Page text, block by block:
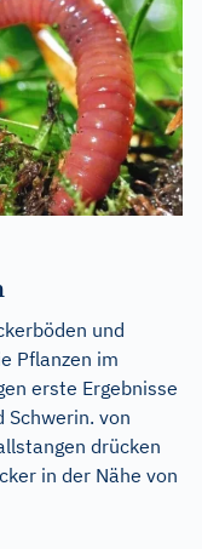
und
Pflanzen im
erste Ergebnisse
Schwerin. von
drücken
in der Nähe von